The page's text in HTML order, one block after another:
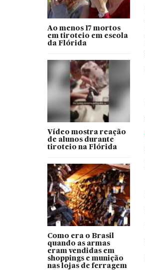
Ao menos 17 mortos
em tiroteio em escola
da Flórida
Vídeo mostra reação
de alunos durante
tiroteio na Flórida
Como era o Brasil
quando as armas
eram vendidas em
shoppings e munição
nas lojas de ferragem